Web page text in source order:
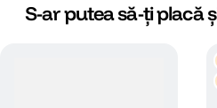
S-ar putea să-ți placă